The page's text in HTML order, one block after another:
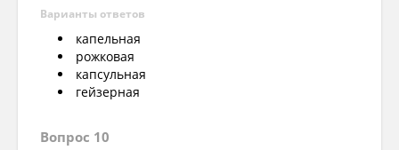
Варианты ответов
капельная
рожковая
капсульная
гейзерная
Вопрос 10